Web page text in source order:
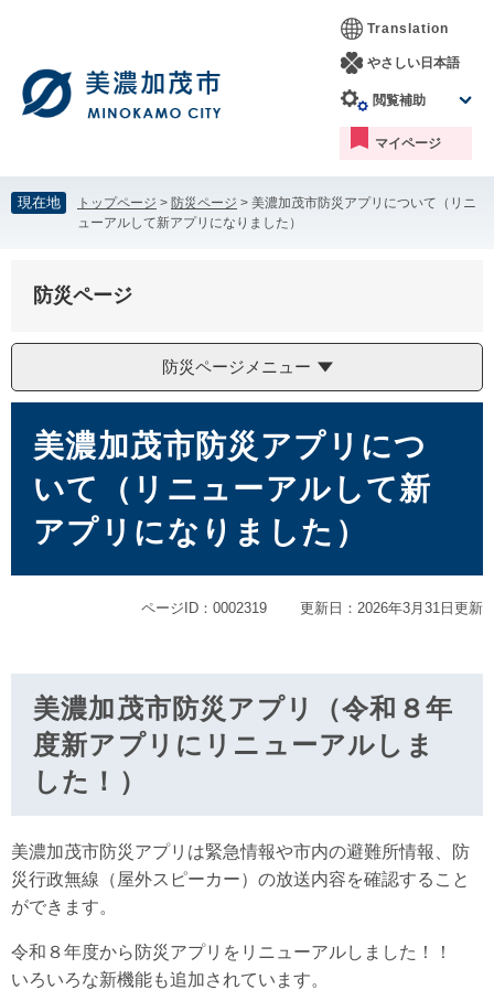
す。
し
て
本
Translation
やさしい日本語
閲覧補助
マイページ
現在地 トップページ > 防災ページ > 美濃加茂市防災アプリについて（リニ
ューアルして新アプリになりました）
防災ページ
防災ページメニュー
美濃加茂市防災アプリにつ
いて（リニューアルして新
アプリになりました）
ページID：0002319 更新日：2026年3月31日更新
美濃加茂市防災アプリ（令和８年
度新アプリにリニューアルしま
した！）
美濃加茂市防災アプリは緊急情報や市内の避難所情報、防
災行政無線（屋外スピーカー）の放送内容を確認すること
ができます。
令和８年度から防災アプリをリニューアルしました！！
いろいろな新機能も追加されています。